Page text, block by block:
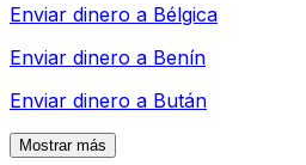
Enviar dinero a Bélgica
Enviar dinero a Benín
Enviar dinero a Bután
Mostrar más